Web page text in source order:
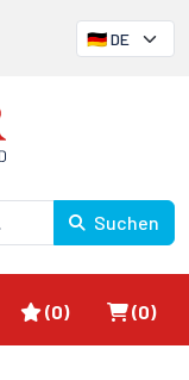
Suchen
Favoriten
(0) (0)